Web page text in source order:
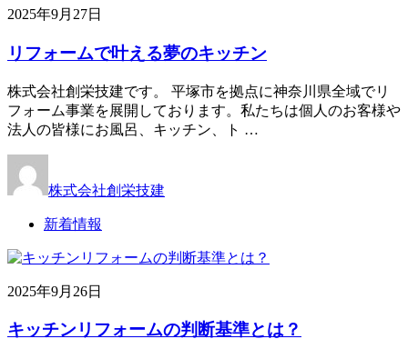
2025年9月27日
リフォームで叶える夢のキッチン
株式会社創栄技建です。 平塚市を拠点に神奈川県全域でリ
フォーム事業を展開しております。私たちは個人のお客様や
法人の皆様にお風呂、キッチン、ト …
株式会社創栄技建
新着情報
2025年9月26日
キッチンリフォームの判断基準とは？